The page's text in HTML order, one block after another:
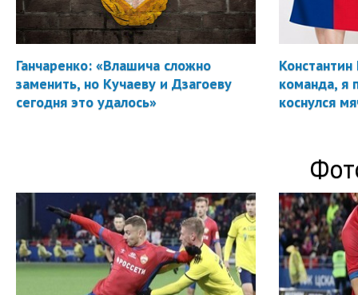
Ганчаренко: «Влашича сложно
заменить, но Кучаеву и Дзагоеву
сегодня это удалось»
Константин
команда, я
коснулся